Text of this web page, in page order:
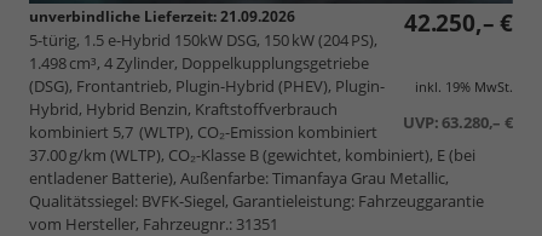
42.250,– €
inkl. 19% MwSt.
UVP:63.280,– €
unverbindliche Lieferzeit:21.09.2026
5-türig, 1.5 e-Hybrid 150kW DSG, 150 kW (204 PS),
1.498 cm³, 4 Zylinder, Doppelkupplungsgetriebe
(DSG), Frontantrieb, Plugin-Hybrid (PHEV), Plugin-
Hybrid, Hybrid Benzin, Kraftstoffverbrauch
kombiniert 5,7 (WLTP), CO₂-Emission kombiniert
37.00 g/km (WLTP), CO₂-Klasse B (gewichtet, kombiniert), E (bei
entladener Batterie), Außenfarbe: Timanfaya Grau Metallic,
Qualitätssiegel: BVFK-Siegel, Garantieleistung: Fahrzeuggarantie
vom Hersteller, Fahrzeugnr.: 31351